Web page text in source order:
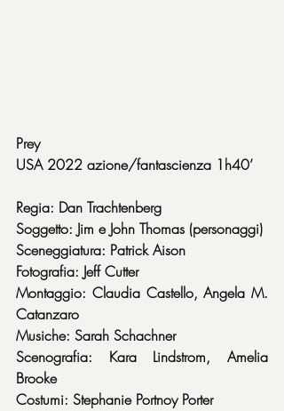
Prey
USA 2022 azione/fantascienza 1h40’
Regia: Dan Trachtenberg
Soggetto: Jim e John Thomas (personaggi)
Sceneggiatura: Patrick Aison
Fotografia: Jeff Cutter
Montaggio: Claudia Castello, Angela M.
Catanzaro
Musiche: Sarah Schachner
Scenografia: Kara Lindstrom, Amelia
Brooke
Costumi: Stephanie Portnoy Porter